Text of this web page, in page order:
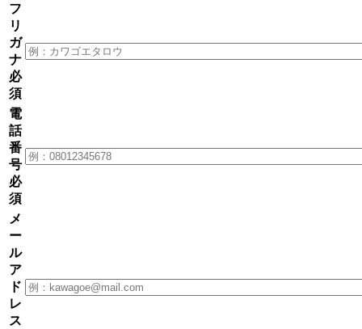
フ
リ
ガ
ナ
必
須
電
話
番
号
必
須
メ
ー
ル
ア
ド
レ
ス